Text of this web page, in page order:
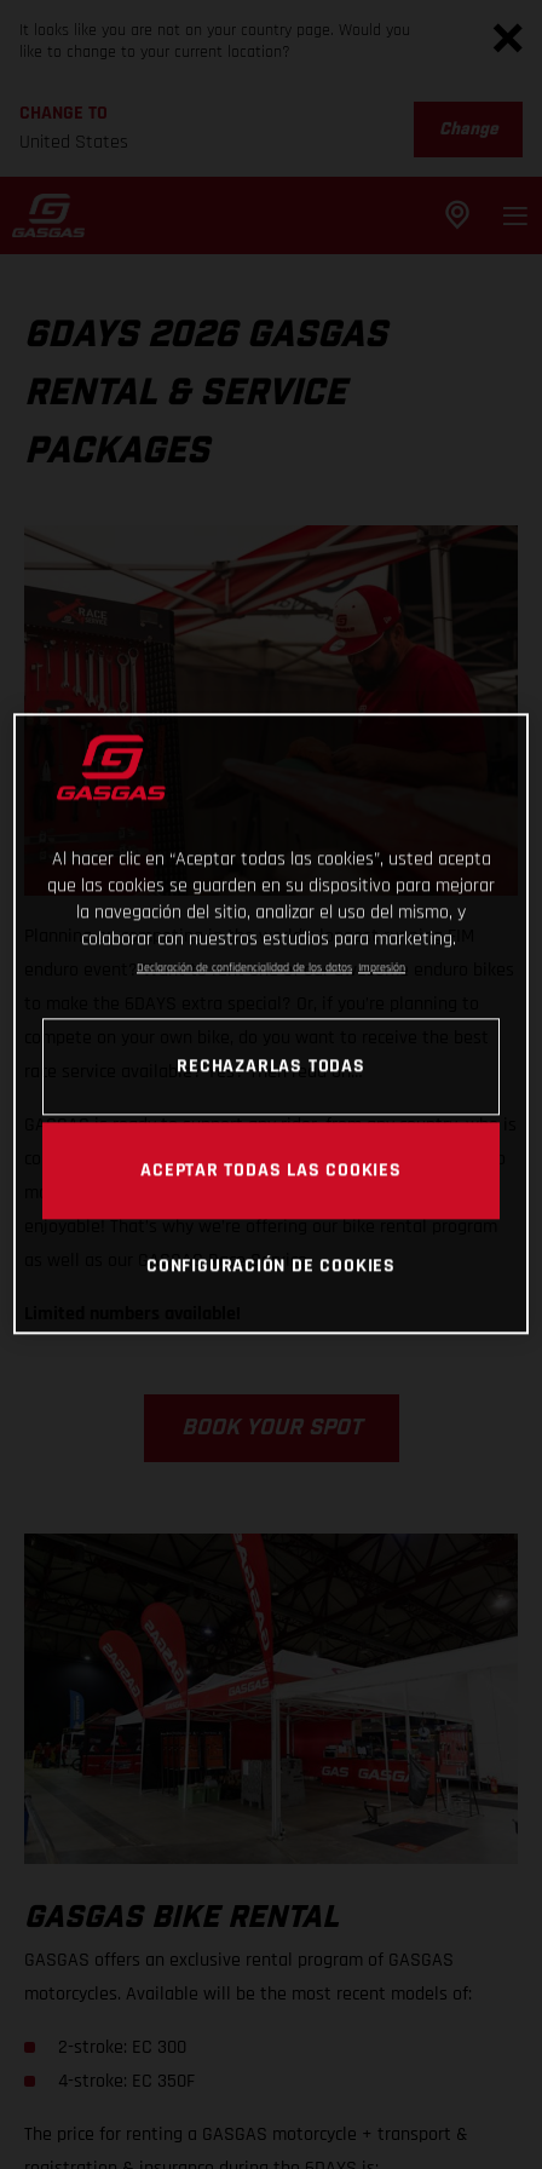
It looks like you are not on your country page. Would you
like to change to your current location?
CHANGE TO
United States
Change
6DAYS 2026 GASGAS
RENTAL & SERVICE
PACKAGES
Planning on competing in the world’s longest running FIM
enduro event? Want to rent one of our awesome enduro bikes
race service available? Yes? Then read on…
GASGAS is ready to support any rider, from any country, who is
competing in Grandola, Portugal. We want to do all we can to
enjoyable! That’s why we’re offering our bike rental program
as well as our GASGAS Race Service.
BOOK YOUR SPOT
GASGAS BIKE RENTAL
GASGAS offers an exclusive rental program of GASGAS
motorcycles. Available will be the most recent models of:
2-stroke: EC 300
4-stroke: EC 350F
The price for renting a GASGAS motorcycle + transport &
Al hacer clic en “Aceptar todas las cookies”, usted acepta
que las cookies se guarden en su dispositivo para mejorar
la navegación del sitio, analizar el uso del mismo, y
colaborar con nuestros estudios para marketing.
Declaración de confidencialidad de los datos Impresión
RECHAZARLAS TODAS
ACEPTAR TODAS LAS COOKIES
CONFIGURACIÓN DE COOKIES